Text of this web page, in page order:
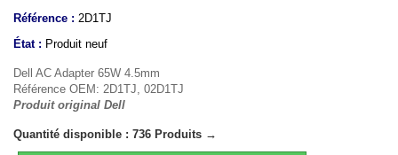
Référence : 2D1TJ
État : Produit neuf
Dell AC Adapter 65W 4.5mm
Référence OEM: 2D1TJ, 02D1TJ
Produit original Dell
Quantité disponible : 736 Produits →